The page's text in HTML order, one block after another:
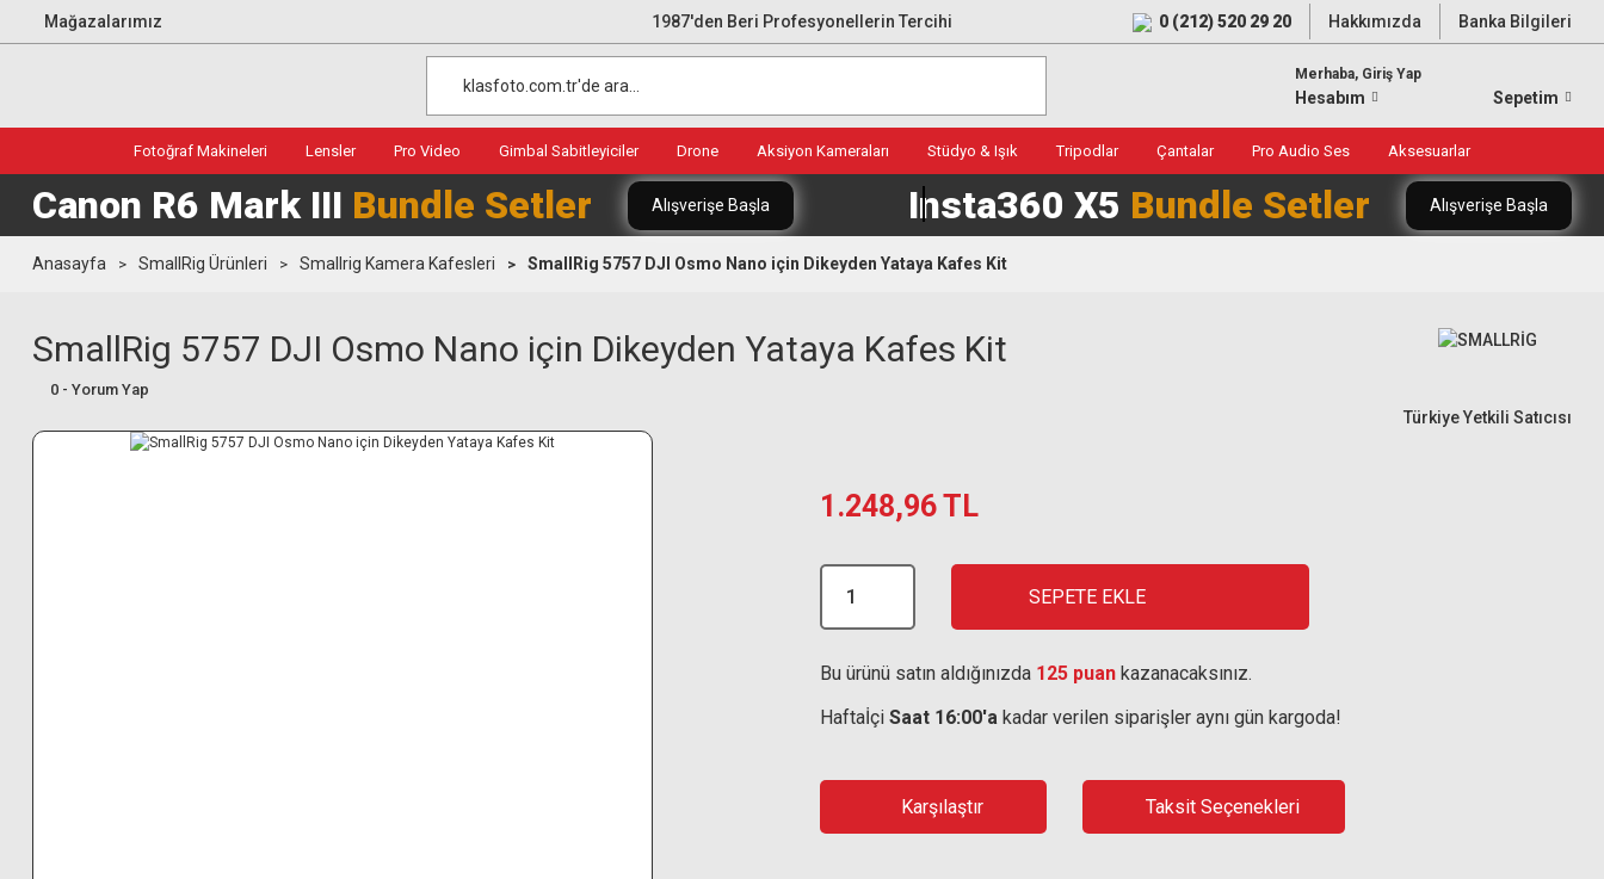
Mağazalarımız 1987'den Beri Profesyonellerin Tercihi 0 (212) 520 29 20 Hakkımızda Banka Bilgileri
Merhaba, Giriş Yap
Hesabım Sepetim
Fotoğraf Makineleri Lensler Pro Video Gimbal Sabitleyiciler Drone Aksiyon Kameraları Stüdyo & Işık Tripodlar Çantalar Pro Audio Ses Aksesuarlar
Canon R6 Mark III Bundle Setler Alışverişe Başla Insta360 X5 Bundle Setler Alışverişe Başla
Anasayfa SmallRig Ürünleri Smallrig Kamera Kafesleri SmallRig 5757 DJI Osmo Nano için Dikeyden Yataya Kafes Kit
SmallRig 5757 DJI Osmo Nano için Dikeyden Yataya Kafes Kit
0 - Yorum Yap
Türkiye Yetkili Satıcısı
1.248,96 TL
SEPETE EKLE
Bu ürünü satın aldığınızda 125 puan kazanacaksınız.
Haftaİçi Saat 16:00'a kadar verilen siparişler aynı gün kargoda!
Karşılaştır Taksit Seçenekleri